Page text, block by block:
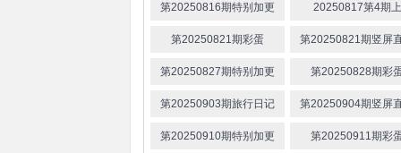
第20250816期特别加更 20250817第4期上
第20250821期彩蛋 第20250821期竖屏
第20250827期特别加更 第20250828期彩
第20250903期旅行日记 第20250904期竖屏
第20250910期特别加更 第20250911期彩